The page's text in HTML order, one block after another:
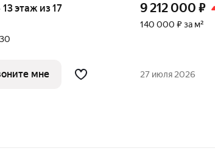
13 этаж из 17 9 212 000 ₽
140 000 ₽ за м²
мне 27 июля 2026